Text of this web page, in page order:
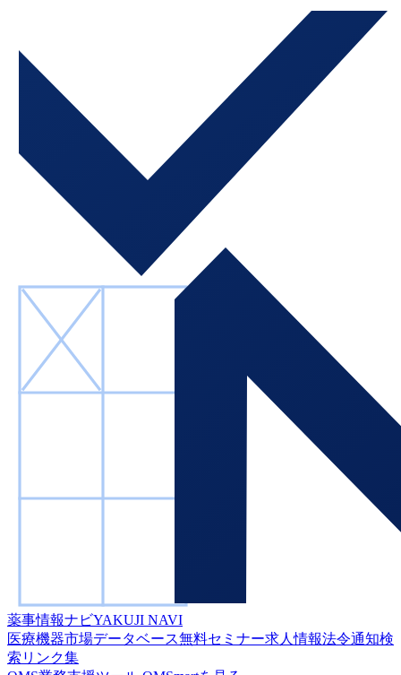
薬事情報ナビYAKUJI NAVI
医療機器市場データベース無料セミナー求人情報法令通知検
索 リンク集